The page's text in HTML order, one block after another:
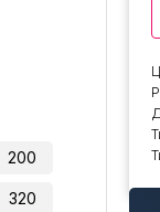
200
320